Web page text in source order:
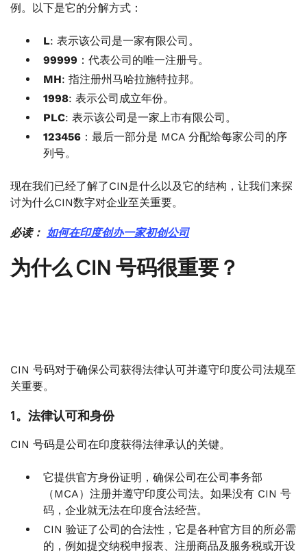
例。以下是它的分解方式：
L: 表示该公司是一家有限公司。
99999 ：代表公司的唯一注册号。
MH: 指注册州马哈拉施特拉邦。
1998: 表示公司成立年份。
PLC: 表示该公司是一家上市有限公司。
123456 ：最后一部分是 MCA 分配给每家公司的序
列号。
现在我们已经了解了CIN是什么以及它的结构，让我们来探
讨为什么CIN数字对企业至关重要。
必读： 如何在印度创办一家初创公司
为什么 CIN 号码很重要？
CIN 号码对于确保公司获得法律认可并遵守印度公司法规至
关重要。
1。法律认可和身份
CIN 号码是公司在印度获得法律承认的关键。
它提供官方身份证明，确保公司在公司事务部
（MCA）注册并遵守印度公司法。如果没有 CIN 号
码，企业就无法在印度合法经营。
CIN 验证了公司的合法性，它是各种官方目的所必需
的，例如提交纳税申报表、注册商品及服务税或开设